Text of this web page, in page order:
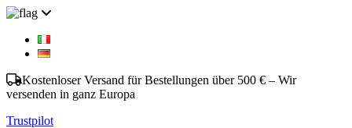
Kostenloser Versand für Bestellungen über 500 € – Wir
versenden in ganz Europa
Trustpilot